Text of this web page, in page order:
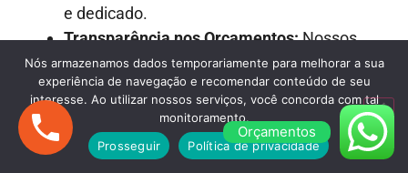
e dedicado.
Transparência nos Orçamentos:Nossos
orçamentos são detalhados e
transparentes, garantindo que não haja
surpresas desagradáveis ao longo do
processo.
Frota Versátil:
Dispomos de uma frota
Orçamentos
Nós armazenamos dados temporariamente para melhorar a sua
experiência de navegação e recomendar conteúdo de seu
interesse. Ao utilizar nossos serviços, você concorda com tal
monitoramento.
Prosseguir
Política de privacidade